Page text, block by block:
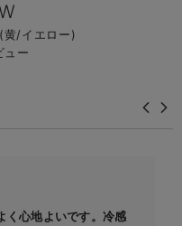
/イエロー)
ュー
く心地よいです。冷感